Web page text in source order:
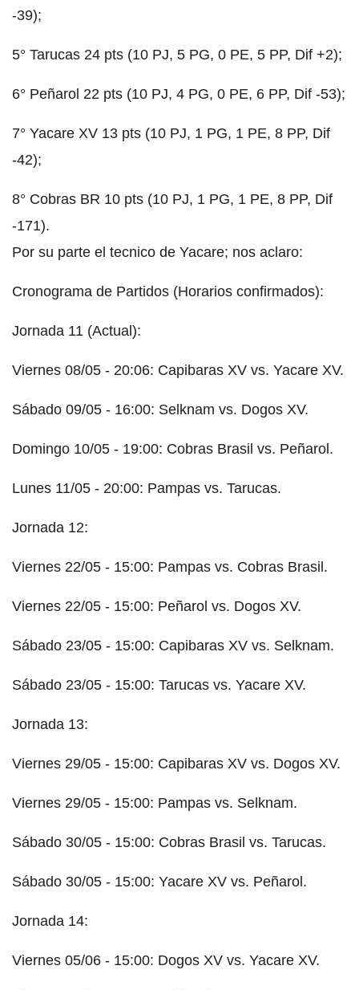
-39);
5° Tarucas 24 pts (10 PJ, 5 PG, 0 PE, 5 PP, Dif +2);
6° Peñarol 22 pts (10 PJ, 4 PG, 0 PE, 6 PP, Dif -53);
7° Yacare XV 13 pts (10 PJ, 1 PG, 1 PE, 8 PP, Dif
-42);
8° Cobras BR 10 pts (10 PJ, 1 PG, 1 PE, 8 PP, Dif
-171).
Por su parte el tecnico de Yacare; nos aclaro:
Cronograma de Partidos (Horarios confirmados):
Jornada 11 (Actual):
Viernes 08/05 - 20:06: Capibaras XV vs. Yacare XV.
Sábado 09/05 - 16:00: Selknam vs. Dogos XV.
Domingo 10/05 - 19:00: Cobras Brasil vs. Peñarol.
Lunes 11/05 - 20:00: Pampas vs. Tarucas.
Jornada 12:
Viernes 22/05 - 15:00: Pampas vs. Cobras Brasil.
Viernes 22/05 - 15:00: Peñarol vs. Dogos XV.
Sábado 23/05 - 15:00: Capibaras XV vs. Selknam.
Sábado 23/05 - 15:00: Tarucas vs. Yacare XV.
Jornada 13:
Viernes 29/05 - 15:00: Capibaras XV vs. Dogos XV.
Viernes 29/05 - 15:00: Pampas vs. Selknam.
Sábado 30/05 - 15:00: Cobras Brasil vs. Tarucas.
Sábado 30/05 - 15:00: Yacare XV vs. Peñarol.
Jornada 14:
Viernes 05/06 - 15:00: Dogos XV vs. Yacare XV.